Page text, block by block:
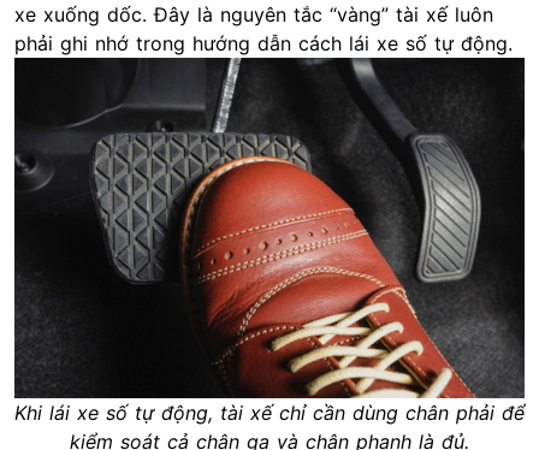
xe xuống dốc. Đây là nguyên tắc “vàng” tài xế luôn
phải ghi nhớ trong hướng dẫn cách lái xe số tự động.
Khi lái xe số tự động, tài xế chỉ cần dùng chân phải để
kiểm soát cả chân ga và chân phanh là đủ.